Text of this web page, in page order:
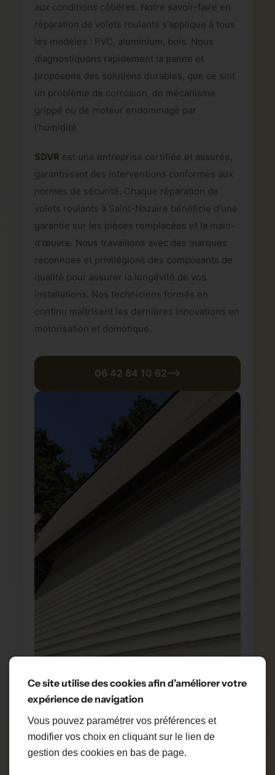
aux conditions côtières. Notre savoir-faire en
réparation de volets roulants s'applique à tous
les modèles : PVC, aluminium, bois. Nous
diagnostiquons rapidement la panne et
proposons des solutions durables, que ce soit
un problème de corrosion, de mécanisme
grippé ou de moteur endommagé par
l'humidité.
SDVR est une entreprise certifiée et assurée,
garantissant des interventions conformes aux
normes de sécurité. Chaque réparation de
volets roulants à Saint-Nazaire bénéficie d'une
garantie sur les pièces remplacées et la main-
d'œuvre. Nous travaillons avec des marques
reconnues et privilégions des composants de
qualité pour assurer la longévité de vos
installations. Nos techniciens formés en
continu maîtrisent les dernières innovations en
motorisation et domotique.
06 42 84 10 62
POURQUOI CHOISIR
Ce site utilise des cookies afin d’améliorer votre
expérience de navigation
Vous pouvez paramétrer vos préférences et
modifier vos choix en cliquant sur le lien de
gestion des cookies en bas de page.